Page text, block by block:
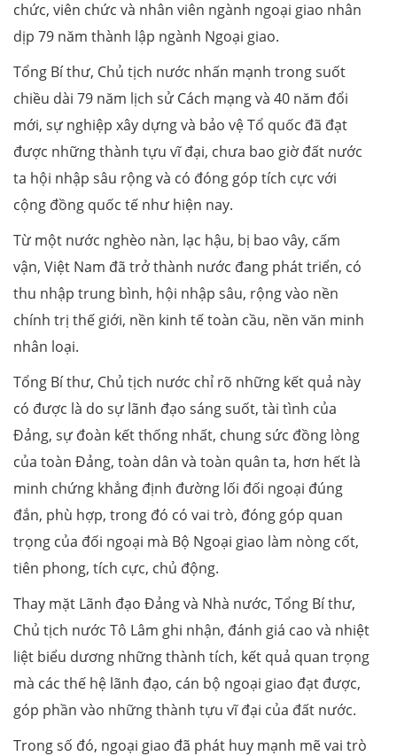
chức, viên chức và nhân viên ngành ngoại giao nhân
dịp 79 năm thành lập ngành Ngoại giao.
Tổng Bí thư, Chủ tịch nước nhấn mạnh trong suốt
chiều dài 79 năm lịch sử Cách mạng và 40 năm đổi
mới, sự nghiệp xây dựng và bảo vệ Tổ quốc đã đạt
được những thành tựu vĩ đại, chưa bao giờ đất nước
ta hội nhập sâu rộng và có đóng góp tích cực với
cộng đồng quốc tế như hiện nay.
Từ một nước nghèo nàn, lạc hậu, bị bao vây, cấm
vận, Việt Nam đã trở thành nước đang phát triển, có
thu nhập trung bình, hội nhập sâu, rộng vào nền
chính trị thế giới, nền kinh tế toàn cầu, nền văn minh
nhân loại.
Tổng Bí thư, Chủ tịch nước chỉ rõ những kết quả này
có được là do sự lãnh đạo sáng suốt, tài tình của
Đảng, sự đoàn kết thống nhất, chung sức đồng lòng
của toàn Đảng, toàn dân và toàn quân ta, hơn hết là
minh chứng khẳng định đường lối đối ngoại đúng
đắn, phù hợp, trong đó có vai trò, đóng góp quan
trọng của đối ngoại mà Bộ Ngoại giao làm nòng cốt,
tiên phong, tích cực, chủ động.
Thay mặt Lãnh đạo Đảng và Nhà nước, Tổng Bí thư,
Chủ tịch nước Tô Lâm ghi nhận, đánh giá cao và nhiệt
liệt biểu dương những thành tích, kết quả quan trọng
mà các thế hệ lãnh đạo, cán bộ ngoại giao đạt được,
góp phần vào những thành tựu vĩ đại của đất nước.
Trong số đó, ngoại giao đã phát huy mạnh mẽ vai trò